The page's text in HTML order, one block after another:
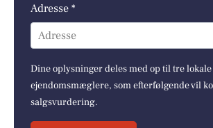
Adresse *
Adresse
Dine oplysninger deles med op til tre lokale
ejendomsmæglere, som efterfølgende vil
salgsvurdering.